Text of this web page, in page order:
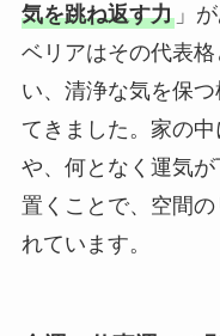
気を跳ね返す力」
ベリアはその代表
い、清浄な気を保
てきました。家の
や、何となく運気
置くことで、空間
れています。